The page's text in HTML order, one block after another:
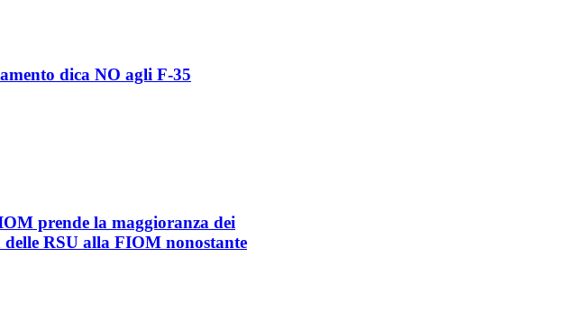
dica NO agli F-35
prende la maggioranza dei
RSU alla FIOM nonostante